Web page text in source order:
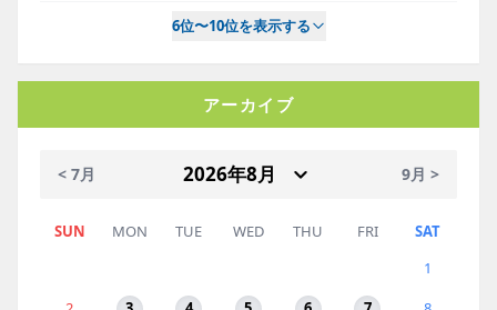
6位〜10位を表示する
アーカイブ
< 7月 9月 >
SUN MON TUE WED THU FRI
SAT
1